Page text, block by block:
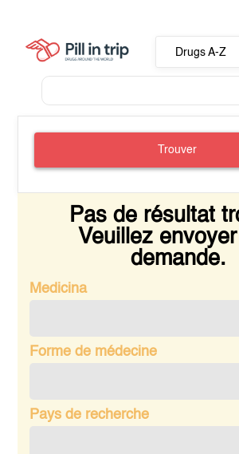
Drugs A-Z
Trouver
Pas de résultat
Veuillez
demande.
Medicina
Forme de médecine
Pays de recherche